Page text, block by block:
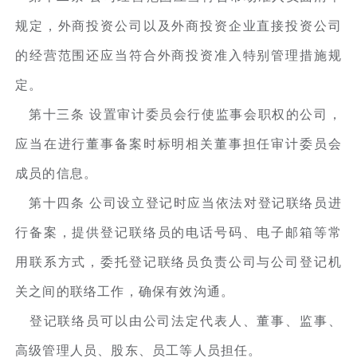
规定，外商投资公司以及外商投资企业直接投资公司
的经营范围还应当符合外商投资准入特别管理措施规
定。
第十三条 设置审计委员会行使监事会职权的公司，
应当在进行董事备案时标明相关董事担任审计委员会
成员的信息。
第十四条 公司设立登记时应当依法对登记联络员进
行备案，提供登记联络员的电话号码、电子邮箱等常
用联系方式，委托登记联络员负责公司与公司登记机
关之间的联络工作，确保有效沟通。
登记联络员可以由公司法定代表人、董事、监事、
高级管理人员、股东、员工等人员担任。